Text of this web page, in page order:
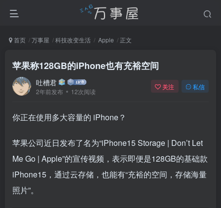
首页 万事屋 科技改变生活 Apple 正文
苹果称128GB的iPhone也有充裕空间
吐槽君
2年前发布 12次阅读
关注 私信
你正在使用多大容量的 iPhone？
苹果公司近日发布了名为“iPhone15 Storage | Don’t Let
Me Go | Apple”的宣传视频，表示即便是128GB的基础款
iPhone15，通过云存储，也能有“充裕的空间，存储海量
照片”。